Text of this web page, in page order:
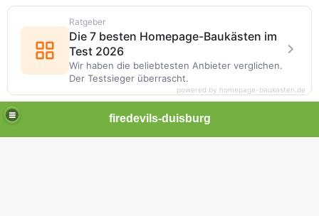
firedevils-duisburg
Ratgeber
Die 7 besten Homepage-Baukästen im
Test 2026
Wir haben die beliebtesten Anbieter verglichen.
Der Testsieger überrascht.
powered by homepage-baukasten.de